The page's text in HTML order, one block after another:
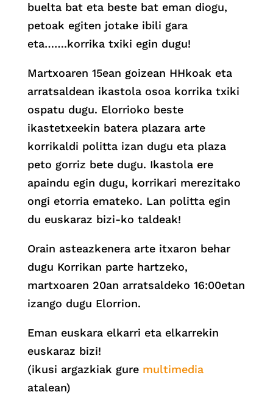
buelta bat eta beste bat eman diogu,
petoak egiten jotake ibili gara
eta…….korrika txiki egin dugu!
Martxoaren 15ean goizean HHkoak eta
arratsaldean ikastola osoa korrika txiki
ospatu dugu. Elorrioko beste
ikastetxeekin batera plazara arte
korrikaldi politta izan dugu eta plaza
peto gorriz bete dugu. Ikastola ere
apaindu egin dugu, korrikari merezitako
ongi etorria emateko. Lan politta egin
du euskaraz bizi-ko taldeak!
Orain asteazkenera arte itxaron behar
dugu Korrikan parte hartzeko,
martxoaren 20an arratsaldeko 16:00etan
izango dugu Elorrion.
Eman euskara elkarri eta elkarrekin
euskaraz bizi!
(ikusi argazkiak gure multimedia
atalean)